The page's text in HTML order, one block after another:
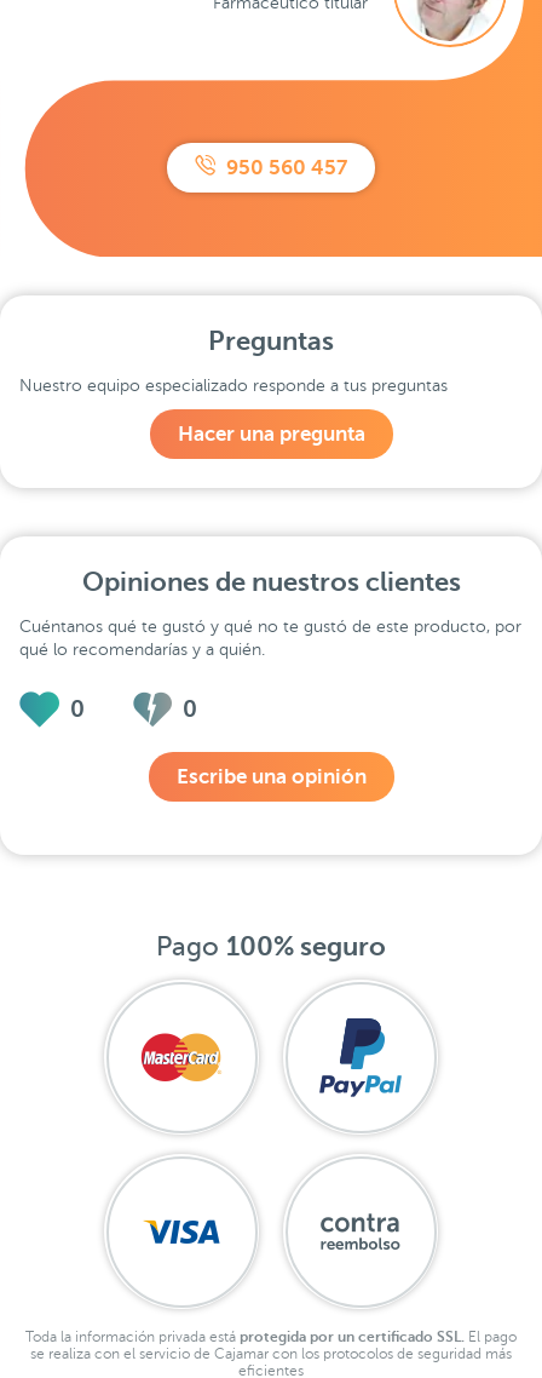
950 560 457
Preguntas
Nuestro equipo especializado responde a tus preguntas
Hacer una pregunta
Opiniones de nuestros clientes
Cuéntanos qué te gustó y qué no te gustó de este producto, por
qué lo recomendarías y a quién.
0 0
Escribe una opinión
Pago 100% seguro
Toda la información privada está protegida por un certificado SSL. El pago
se realiza con el servicio de Cajamar con los protocolos de seguridad más
eficientes